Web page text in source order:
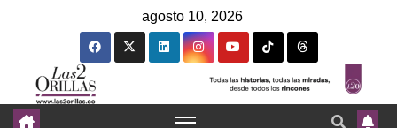
agosto 10, 2026